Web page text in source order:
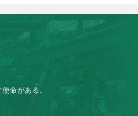
命がある。